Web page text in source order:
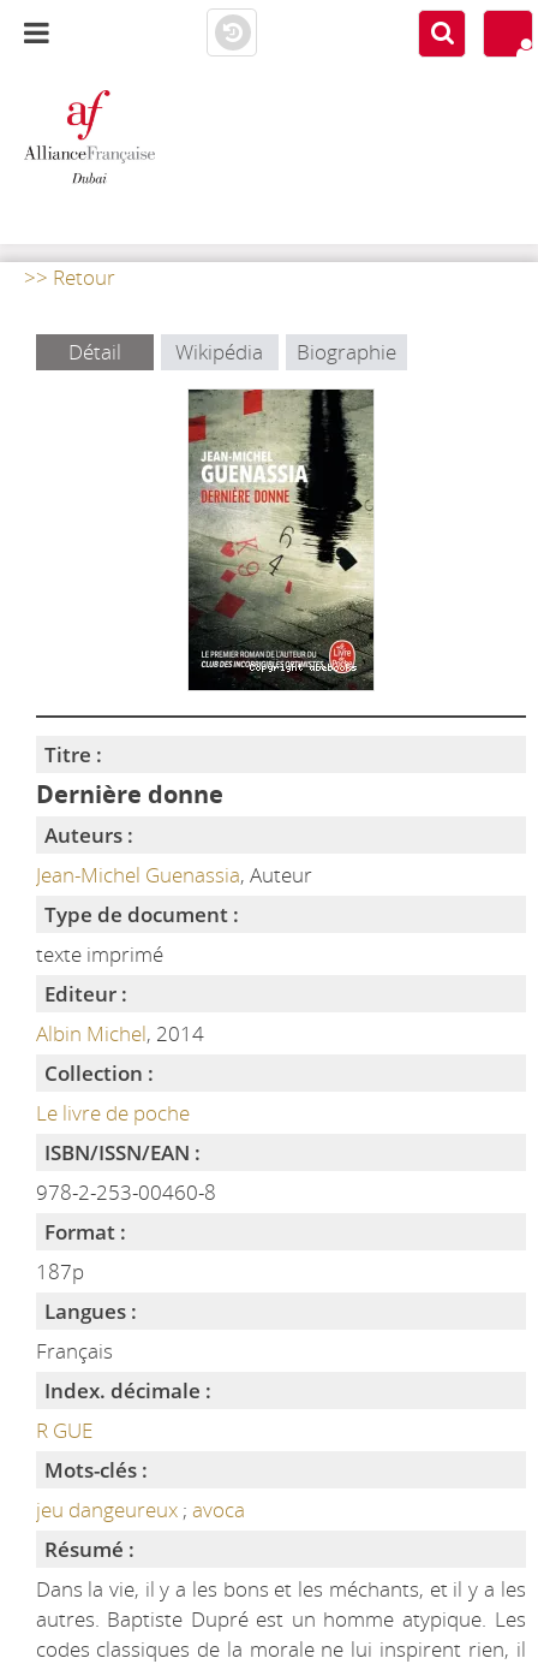
>> Retour
Détail Wikipédia Biographie
Titre :
Dernière donne
Auteurs :
Jean-Michel Guenassia, Auteur
Type de document :
texte imprimé
Editeur :
Albin Michel, 2014
Collection :
Le livre de poche
ISBN/ISSN/EAN :
978-2-253-00460-8
Format :
187p
Langues :
Français
Index. décimale :
R GUE
Mots-clés :
jeu dangeureux ; avoca
Résumé :
Dans la vie, il y a les bons et les méchants, et il y a les
autres. Baptiste Dupré est un homme atypique. Les
codes classiques de la morale ne lui inspirent rien, il